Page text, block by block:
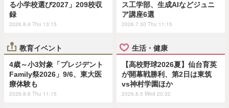
る小学校選び2027」209校収
録
2026.8.6 Thu 13:15
ス工学部、生成AIなどジュニ
ア講座6選
2026.7.30 Thu 11:15
教育イベント
4歳～小3対象「プレジデント
Family祭2026」9/6、東大医
療体験も
2026.8.6 Thu 11:15
生活・健康
【高校野球2026夏】仙台育英
が開幕戦勝利、第2日は東筑
vs神村学園ほか
2026.8.5 Wed 20:32